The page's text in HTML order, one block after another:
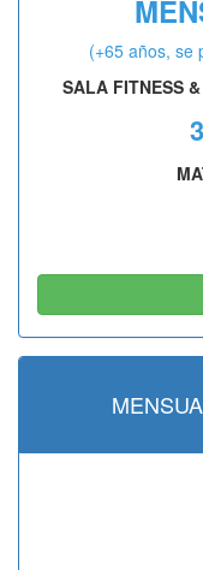
(+65 años, se
SALA FITNESS